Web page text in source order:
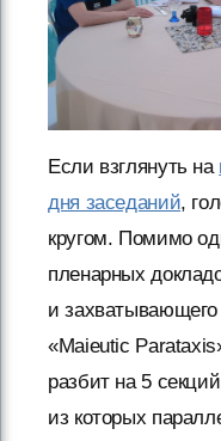
Если взглянуть на
дня заседаний,
кругом. Помимо
пленарных
и
«Maieutic
разбит на 5
из которых